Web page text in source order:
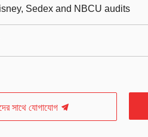
Sedex and NBCU audits
সাথে যোগাযোগ